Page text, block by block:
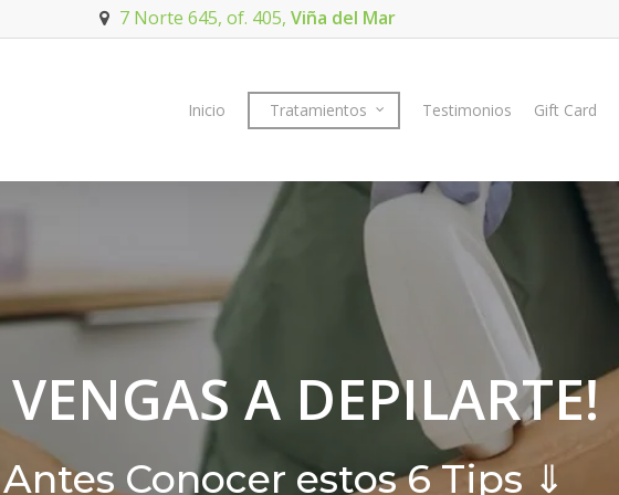
7 Norte 645, of. 405, Viña del Mar
Inicio Tratamientos Testimonios Gift Card
VENGAS A DEPILARTE!
Conocer estos 6 Tips ⇓